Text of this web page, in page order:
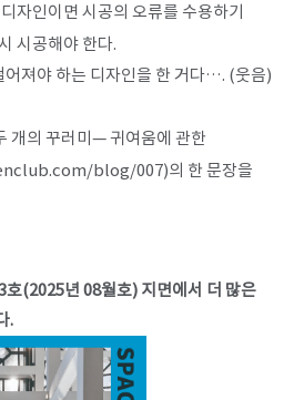
자인이면 시공의 오류를 수용하기
시공해야 한다.
져야 하는 디자인을 한 거다…. (웃음)
개의 꾸러미— 귀여움에 관한
blog/007)의 한 문장을
(2025년 08월호) 지면에서 더 많은
.